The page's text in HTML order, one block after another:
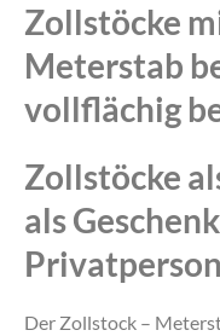
Zollstöcke
Meterstab
vollflächig
Zollstöcke
als
Der Zollstock –